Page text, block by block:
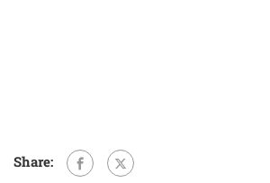
Share: